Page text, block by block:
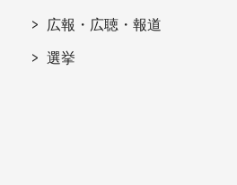
広報・広聴・報道
選挙